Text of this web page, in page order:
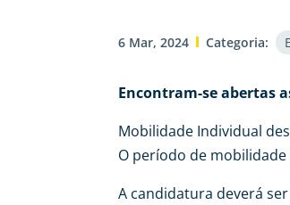
6 Mar, 2024 Categoria:
Encontram-se abertas
Mobilidade Individual
O período de mobilidade
A candidatura deverá